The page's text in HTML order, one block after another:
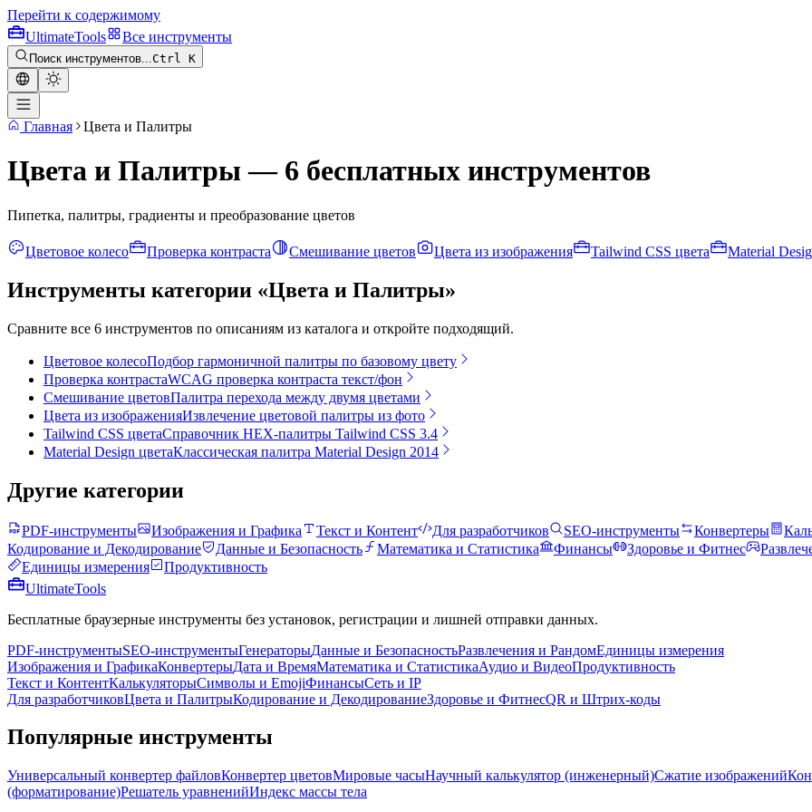
Перейти к содержимому
UltimateTools Все инструменты
Поиск инструментов...Ctrl K
Главная Цвета и Палитры
Цвета и Палитры — 6 бесплатных инструментов
Пипетка, палитры, градиенты и преобразование цветов
Цветовое колесо Проверка контраста Смешивание цветов Цвета из изображения Tailwind CSS цвета Material
Инструменты категории «Цвета и Палитры»
Сравните все 6 инструментов по описаниям из каталога и откройте подходящий.
Цветовое колесоПодбор гармоничной палитры по базовому цвету
Проверка контрастаWCAG проверка контраста текст/фон
Смешивание цветовПалитра перехода между двумя цветами
Цвета из изображенияИзвлечение цветовой палитры из фото
Tailwind CSS цветаСправочник HEX-палитры Tailwind CSS 3.4
Material Design цветаКлассическая палитра Material Design 2014
Другие категории
PDF-инструменты Изображения и Графика Текст и Контент Для разработчиков SEO-инструменты Конвертеры
Кодирование и Декодирование
Данные и Безопасность Математика и Статистика Финансы Здоровье и Фитнес
Единицы измерения
Продуктивность
UltimateTools
Бесплатные браузерные инструменты без установок, регистрации и лишней отправки данных.
PDF-инструментыSEO-инструментыГенераторыДанные и БезопасностьРазвлечения и РандомЕдиницы измерения
Изображения и ГрафикаКонвертерыДата и ВремяМатематика и СтатистикаАудио и ВидеоПродуктивность
Текст и КонтентКалькуляторыСимволы и EmojiФинансыСеть и IP
Для разработчиковЦвета и ПалитрыКодирование и ДекодированиеЗдоровье и ФитнесQR и Штрих-коды
Популярные инструменты
Универсальный конвертер файловКонвертер цветовМировые часыНаучный калькулятор (инженерный)Сжатие изображений
(форматирование)Решатель уравненийИндекс массы тела